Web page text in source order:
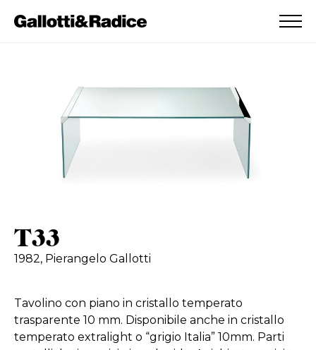
AGGIUNTO ALLA WISHLIST
T33
1982, Pierangelo Gallotti
Tavolino con piano in cristallo temperato
trasparente 10 mm. Disponibile anche in cristallo
temperato extralight o “grigio Italia” 10mm. Parti